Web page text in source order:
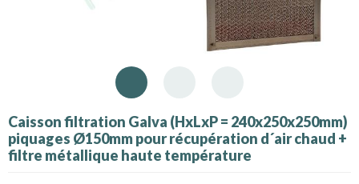
Caisson filtration Galva (HxLxP = 240x250x250mm)
piquages Ø150mm pour récupération d´air chaud +
filtre métallique haute température